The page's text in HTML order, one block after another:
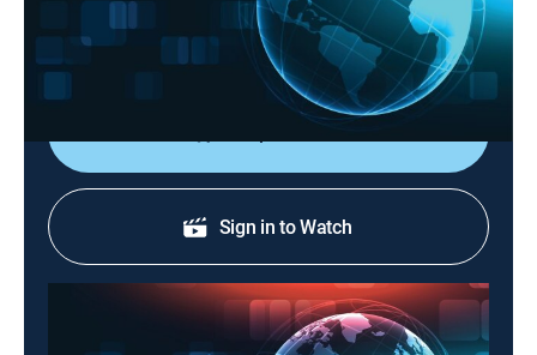
Un sello de compromiso periodístico con mucha más
información, más investigación y logrando una
mirada global de cada hecho.
Sign in to Watch